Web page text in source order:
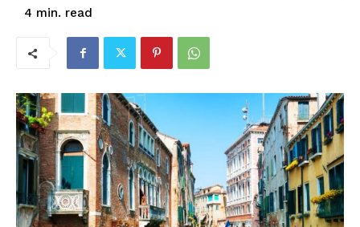
4 min. read